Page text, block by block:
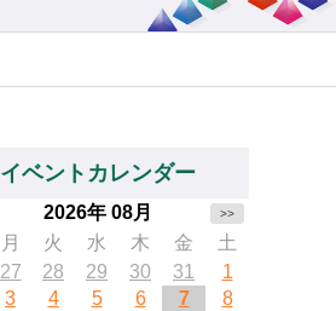
イベントカレンダー
2026年 08月 >>
月 火 水 木 金
土
27 28 29 30 31
1
3 4 5 6 7
8